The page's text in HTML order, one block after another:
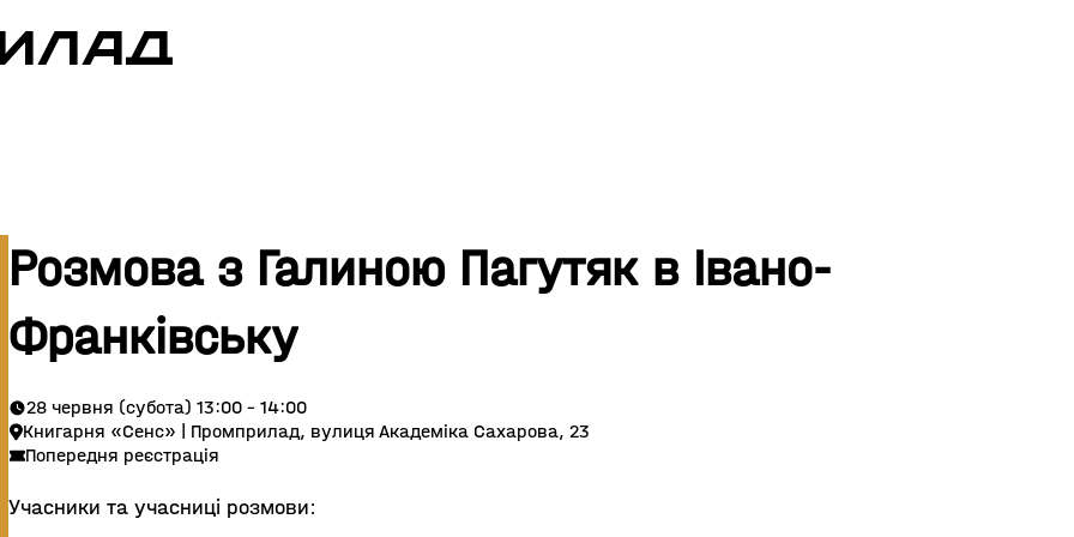
Розмова з Галиною Пагутяк в Івано-
Франківську
28 червня (субота) 13:00 - 14:00
Книгарня «Сенс» | Промприлад, вулиця Академіка Сахарова, 23
Попередня реєстрація
Учасники та учасниці розмови: